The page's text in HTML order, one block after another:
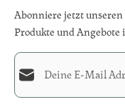
Abonniere jetzt
Produkte und
E-Mail-Adresse*